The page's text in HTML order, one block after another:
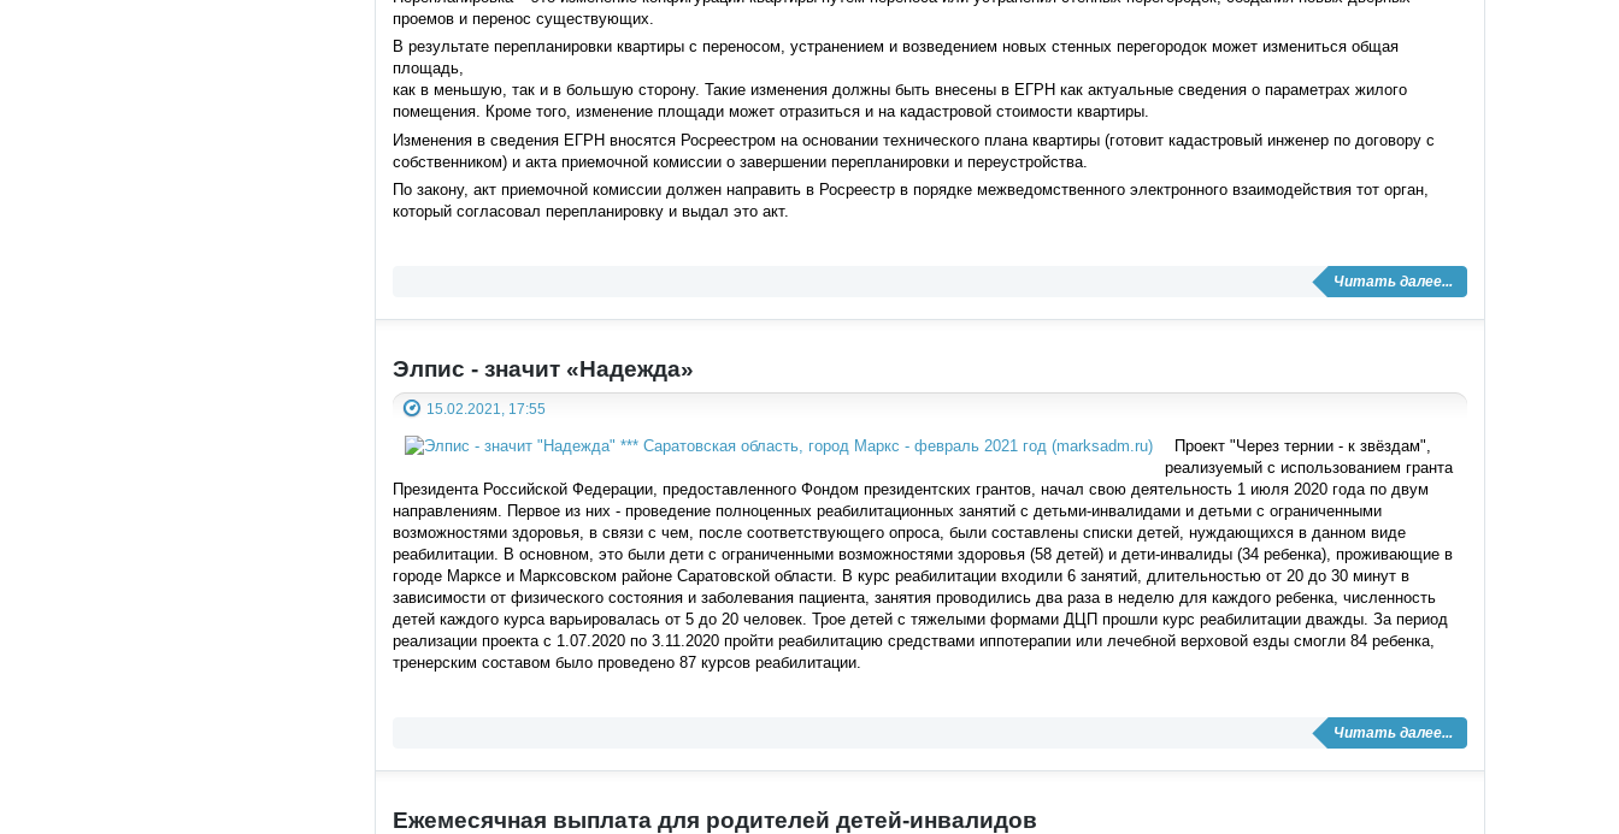
проемов и перенос существующих.
В результате перепланировки квартиры с переносом, устранением и возведением новых стенных перегородок может измениться общая
площадь,
как в меньшую, так и в большую сторону. Такие изменения должны быть внесены в ЕГРН как актуальные сведения о параметрах жилого
помещения. Кроме того, изменение площади может отразиться и на кадастровой стоимости квартиры.
Изменения в сведения ЕГРН вносятся Росреестром на основании технического плана квартиры (готовит кадастровый инженер по договору с
собственником) и акта приемочной комиссии о завершении перепланировки и переустройства.
По закону, акт приемочной комиссии должен направить в Росреестр в порядке межведомственного электронного взаимодействия тот орган,
который согласовал перепланировку и выдал это акт.
Читать далее...
Элпис - значит «Надежда»
15.02.2021, 17:55
Проект "Через тернии - к звёздам",
реализуемый с использованием гранта
Президента Российской Федерации, предоставленного Фондом президентских грантов, начал свою деятельность 1 июля 2020 года по двум
направлениям. Первое из них - проведение полноценных реабилитационных занятий с детьми-инвалидами и детьми с ограниченными
возможностями здоровья, в связи с чем, после соответствующего опроса, были составлены списки детей, нуждающихся в данном виде
реабилитации. В основном, это были дети с ограниченными возможностями здоровья (58 детей) и дети-инвалиды (34 ребенка), проживающие в
городе Марксе и Марксовском районе Саратовской области. В курс реабилитации входили 6 занятий, длительностью от 20 до 30 минут в
зависимости от физического состояния и заболевания пациента, занятия проводились два раза в неделю для каждого ребенка, численность
детей каждого курса варьировалась от 5 до 20 человек. Трое детей с тяжелыми формами ДЦП прошли курс реабилитации дважды. За период
реализации проекта с 1.07.2020 по 3.11.2020 пройти реабилитацию средствами иппотерапии или лечебной верховой езды смогли 84 ребенка,
тренерским составом было проведено 87 курсов реабилитации.
Читать далее...
Ежемесячная выплата для родителей детей-инвалидов